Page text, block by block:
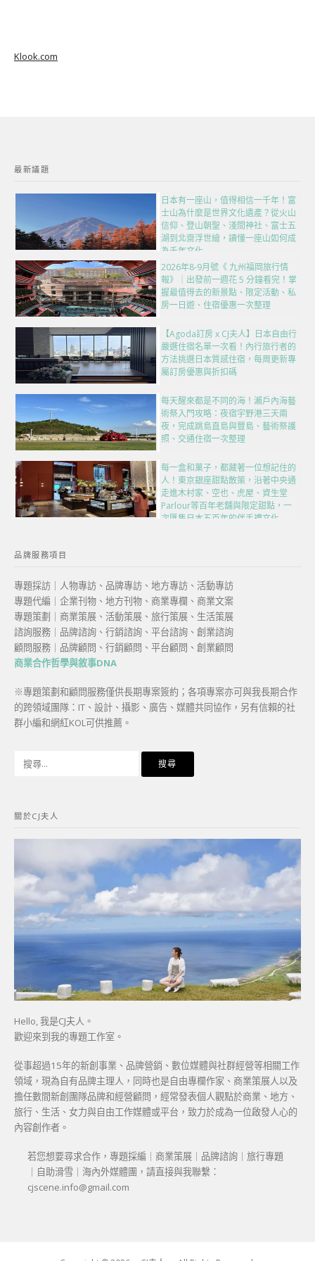
Klook.com
最新議題
日本有一座山，值得相信一千年！富
士山為什麼是世界文化遺產？從火山
信仰、登山朝聖、淺間神社、富士五
湖到北齋浮世繪，讀懂一座山如何成
為千年文化
2026年8-9月號《 九州福岡旅行情
報》｜出發前一週花 5 分鐘看完！掌
握最值得去的新景點、限定活動、私
房一日遊、住宿優惠一次整理
【Agoda訂房 x CJ夫人】日本自由行
嚴選住宿名單一次看！內行旅行者的
方法挑選日本質感住宿，每周更新專
屬訂房優惠與折扣碼
每天醒來都是不同的海！瀨戶內海藝
術祭入門攻略：夜宿宇野港三天兩
夜，完成跳島直島與豐島、藝術祭護
照、交通住宿一次整理
每一盒和菓子，都藏著一位想記住的
人！東京銀座甜點散策，沿著中央通
走進木村家、空也、虎屋、資生堂
Parlour等百年老舖與限定甜點，一
次匯集日本五百年的伴手禮文化
品牌服務項目
專題採訪｜人物專訪、品牌專訪、地方專訪、活動專訪
專題代編｜企業刊物、地方刊物、商業專欄、商業文案
專題策劃｜商業策展、活動策展、旅行策展、生活策展
諮詢服務｜品牌諮詢、行銷諮詢、平台諮詢、創業諮詢
顧問服務｜品牌顧問、行銷顧問、平台顧問、創業顧問
商業合作哲學與敘事DNA
※專題策劃和顧問服務僅供長期專案簽約；各項專案亦可與我長期合作
的跨領域團隊：IT、設計、攝影、廣告、媒體共同協作，另有信賴的社
群小編和網紅KOL可供推薦。
字:
關於CJ夫人
Hello, 我是CJ夫人。
歡迎來到我的專題工作室。
從事超過15年的新創事業、品牌營銷、數位媒體與社群經營等相關工作
領域，現為自有品牌主理人，同時也是自由專欄作家、商業策展人以及
擔任數間新創團隊品牌和經營顧問，經常發表個人觀點於商業、地方、
旅行、生活、女力與自由工作媒體或平台，致力於成為一位啟發人心的
內容創作者。
若您想要尋求合作，專題採編｜商業策展｜品牌諮詢｜旅行專題
｜自助滑雪｜海內外媒體團，請直接與我聯繫：
cjscene.info@gmail.com